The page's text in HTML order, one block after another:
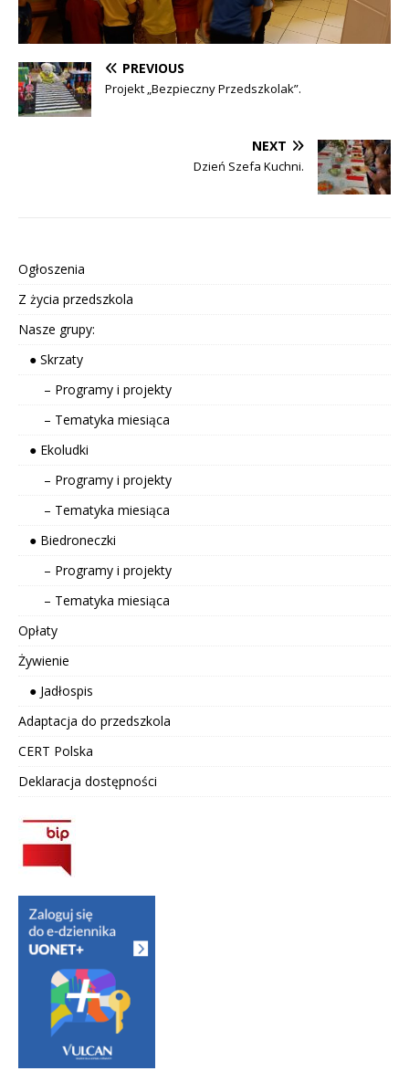
PREVIOUS
Projekt „Bezpieczny Przedszkolak”.
NEXT
Dzień Szefa Kuchni.
Ogłoszenia
Z życia przedszkola
Nasze grupy:
● Skrzaty
– Programy i projekty
– Tematyka miesiąca
● Ekoludki
– Programy i projekty
– Tematyka miesiąca
● Biedroneczki
– Programy i projekty
– Tematyka miesiąca
Opłaty
Żywienie
● Jadłospis
Adaptacja do przedszkola
CERT Polska
Deklaracja dostępności